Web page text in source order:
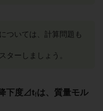
ついては、計算問題も
ターしましょう。
下度⊿tfは、質量モル